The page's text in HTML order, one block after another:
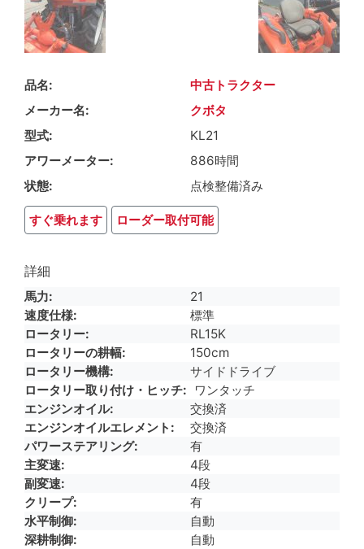
品名
中古トラクター
メーカー名
クボタ
型式
KL21
アワーメーター
886時間
状態
点検整備済み
すぐ乗れます ローダー取付可能
詳細
馬力
21
速度仕様
標準
ロータリー
RL15K
ロータリーの耕幅
150cm
ロータリー機構
サイドドライブ
ロータリー取り付け・ヒッチ
ワンタッチ
エンジンオイル
交換済
エンジンオイルエレメント
交換済
パワーステアリング
有
主変速
4段
副変速
4段
クリープ
有
水平制御
自動
深耕制御
自動